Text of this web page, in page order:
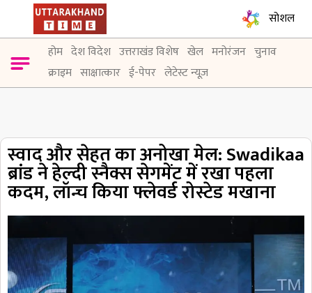
सोशल
होम देश विदेश उत्तराखंड विशेष खेल मनोरंजन चुनाव
क्राइम साक्षात्कार ई-पेपर लेटेस्ट न्यूज़
स्वाद और सेहत का अनोखा मेल: Swadikaa
ब्रांड ने हेल्दी स्नैक्स सेगमेंट में रखा पहला
कदम, लॉन्च किया फ्लेवर्ड रोस्टेड मखाना